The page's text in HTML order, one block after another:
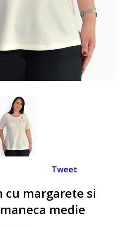
cu margarete si
medie
Tweet